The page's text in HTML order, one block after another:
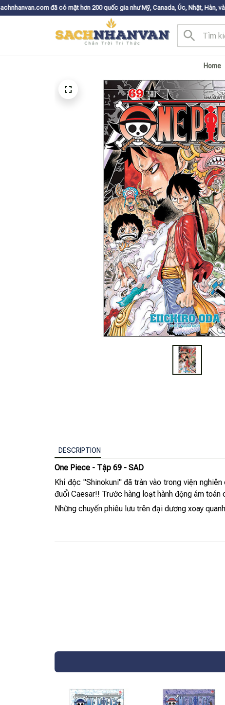
đã có mặt hơn 200 quốc gia như Mỹ, Canada, Úc, Nhật, Hàn, và các nước
Home
DESCRIPTION
One Piece - Tập 69 - SAD
Khí độc "Shinokuni" đã tràn vào trong viện
đuổi Caesar!! Trước hàng loạt hành động ám
Những chuyến phiêu lưu trên đại dương xoay